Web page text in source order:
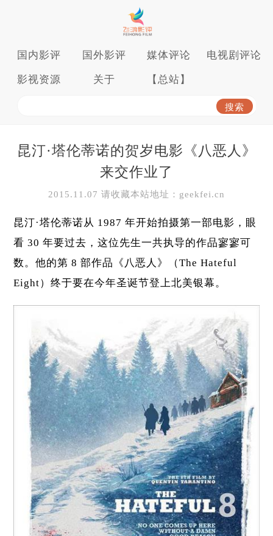
国内影评 国外影评 媒体评论 电视剧评论
影视资源 关于 【总站】
昆汀·塔伦蒂诺的贺岁电影《八恶人》
来交作业了
2015.11.07 请收藏本站地址：geekfei.cn
昆汀·塔伦蒂诺从 1987 年开始拍摄第一部电影 ，眼
看 30 年要过去，这位先生一共执导的作品寥寥可
数。他的第 8 部作品《八恶人》（The Hateful
Eight）终于要在今年圣诞节登上北美银幕。